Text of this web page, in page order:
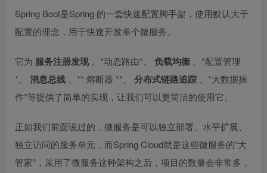
Spring Boot是Spring 的一套快速配置脚手架，使用默认大于
配置的理念，用于快速开发单个微服务。
它为 服务注册发现 、*动态路由*、 负载均衡 、*配置管理
*、 消息总线 、** 熔断器 **、 分布式链路追踪 、*大数据操
作*等提供了简单的实现，让我们可以更简洁的使用它。
正如我们前面说过的，微服务是可以独立部署、水平扩展、
独立访问的服务单元，而Spring Cloud就是这些微服务的“大
管家”，采用了微服务这种架构之后，项目的数量会非常多，